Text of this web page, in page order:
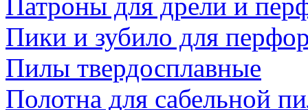
Патроны для дрели и
Пики и зубило для
Пилы твердосплавные
Полотна для сабельной